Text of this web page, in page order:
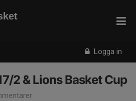
Logga in
2 & Lions Basket Cup